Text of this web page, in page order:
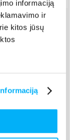
informaciją
ir
kitos jūsų